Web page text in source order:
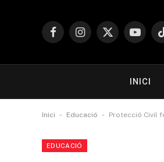
FacebookInstagram
X
YouTube
INICI
Inici - Educació - Protecció Civil
EDUCACIÓ